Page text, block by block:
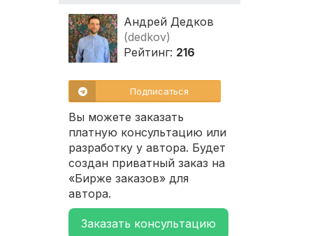
Андрей Дедков
(dedkov)
Рейтинг: 216
Подписаться
Вы можете заказать
платную консультацию или
разработку у автора. Будет
создан приватный заказ на
«Бирже заказов» для
автора.
Заказать консультацию